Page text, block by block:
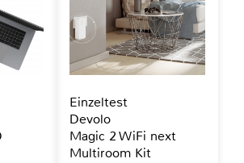
Einzeltest
Devolo
Magic 2 WiFi next
Multiroom Kit